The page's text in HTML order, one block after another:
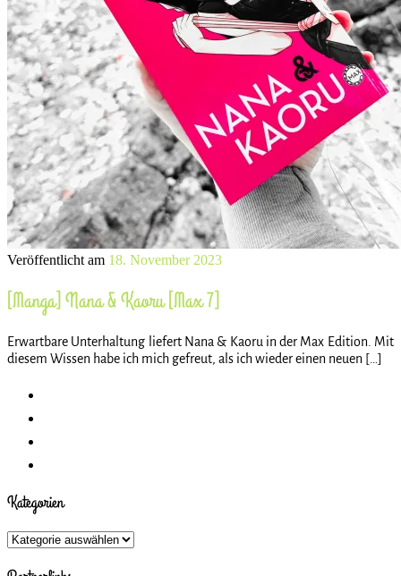
Veröffentlicht am 18. November 2023
[Manga] Nana & Kaoru [Max 7]
Erwartbare Unterhaltung liefert Nana & Kaoru in der Max Edition. Mit
diesem Wissen habe ich mich gefreut, als ich wieder einen neuen […]
Kategorien
Kategorien